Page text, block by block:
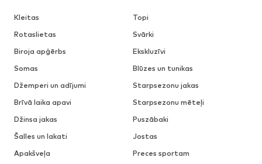
Kleitas
Topi
Rotaslietas
Svārki
Biroja apģērbs
Ekskluzīvi
Somas
Blūzes un tunikas
Džemperi un adījumi
Starpsezonu jakas
Brīvā laika apavi
Starpsezonu mēteļi
Džinsa jakas
Puszābaki
Šalles un lakati
Jostas
Apakšveļa
Preces sportam